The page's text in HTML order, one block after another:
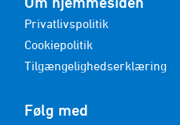
Privatlivspolitik
Cookiepolitik
Tilgængelighedserklæring
Følg med